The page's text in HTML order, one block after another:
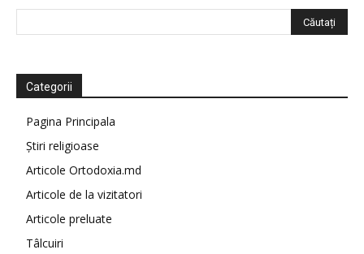
Categorii
Pagina Principala
Știri religioase
Articole Ortodoxia.md
Articole de la vizitatori
Articole preluate
Tâlcuiri